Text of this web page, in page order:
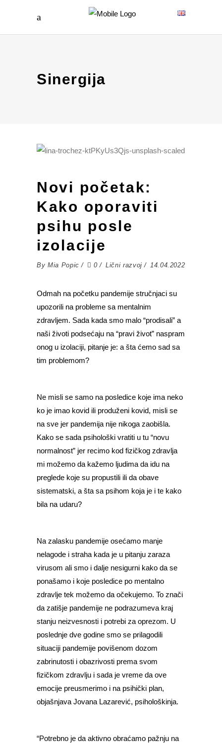
Sinergija
Novi početak:
Kako oporaviti
psihu posle
izolacije
By Mia Popic 0 Lični razvoj 14.04.2022
Odmah na početku pandemije stručnjaci su
upozorili na probleme sa mentalnim
zdravljem. Sada kada smo malo “prodisali” a
naši životi podsećaju na “pravi život” naspram
onog u izolaciji, pitanje je: a šta ćemo sad sa
tim problemom?
Ne misli se samo na posledice koje ima neko
ko je imao kovid ili produženi kovid, misli se
na sve jer pandemija nije nikoga zaobišla.
Kako se sada psihološki vratiti u tu “novu
normalnost” jer recimo kod fizičkog zdravlja
mi možemo da kažemo ljudima da idu na
preglede koje su propustili ili da obave
sistematski, a šta sa psihom koja je i te kako
bila na udaru?
Na zalasku pandemije osećamo manje
nelagode i straha kada je u pitanju zaraza
virusom ali smo i dalje nesigurni kako da se
ponašamo i koje posledice po mentalno
zdravlje tek možemo da očekujemo. To znači
da zatišje pandemije ne podrazumeva kraj
stanju neizvesnosti i potrebi za oprezom. U
poslednje dve godine smo se prilagodili
situaciji pandemije povišenom dozom
zabrinutosti i obazrivosti prema svom
fizičkom zdravlju i sada je vreme da ove
emocije preusmerimo i na psihički plan,
objašnjava Jovana Lazarević, psihološkinja.
“Potrebno je da aktivno obraćamo pažnju na